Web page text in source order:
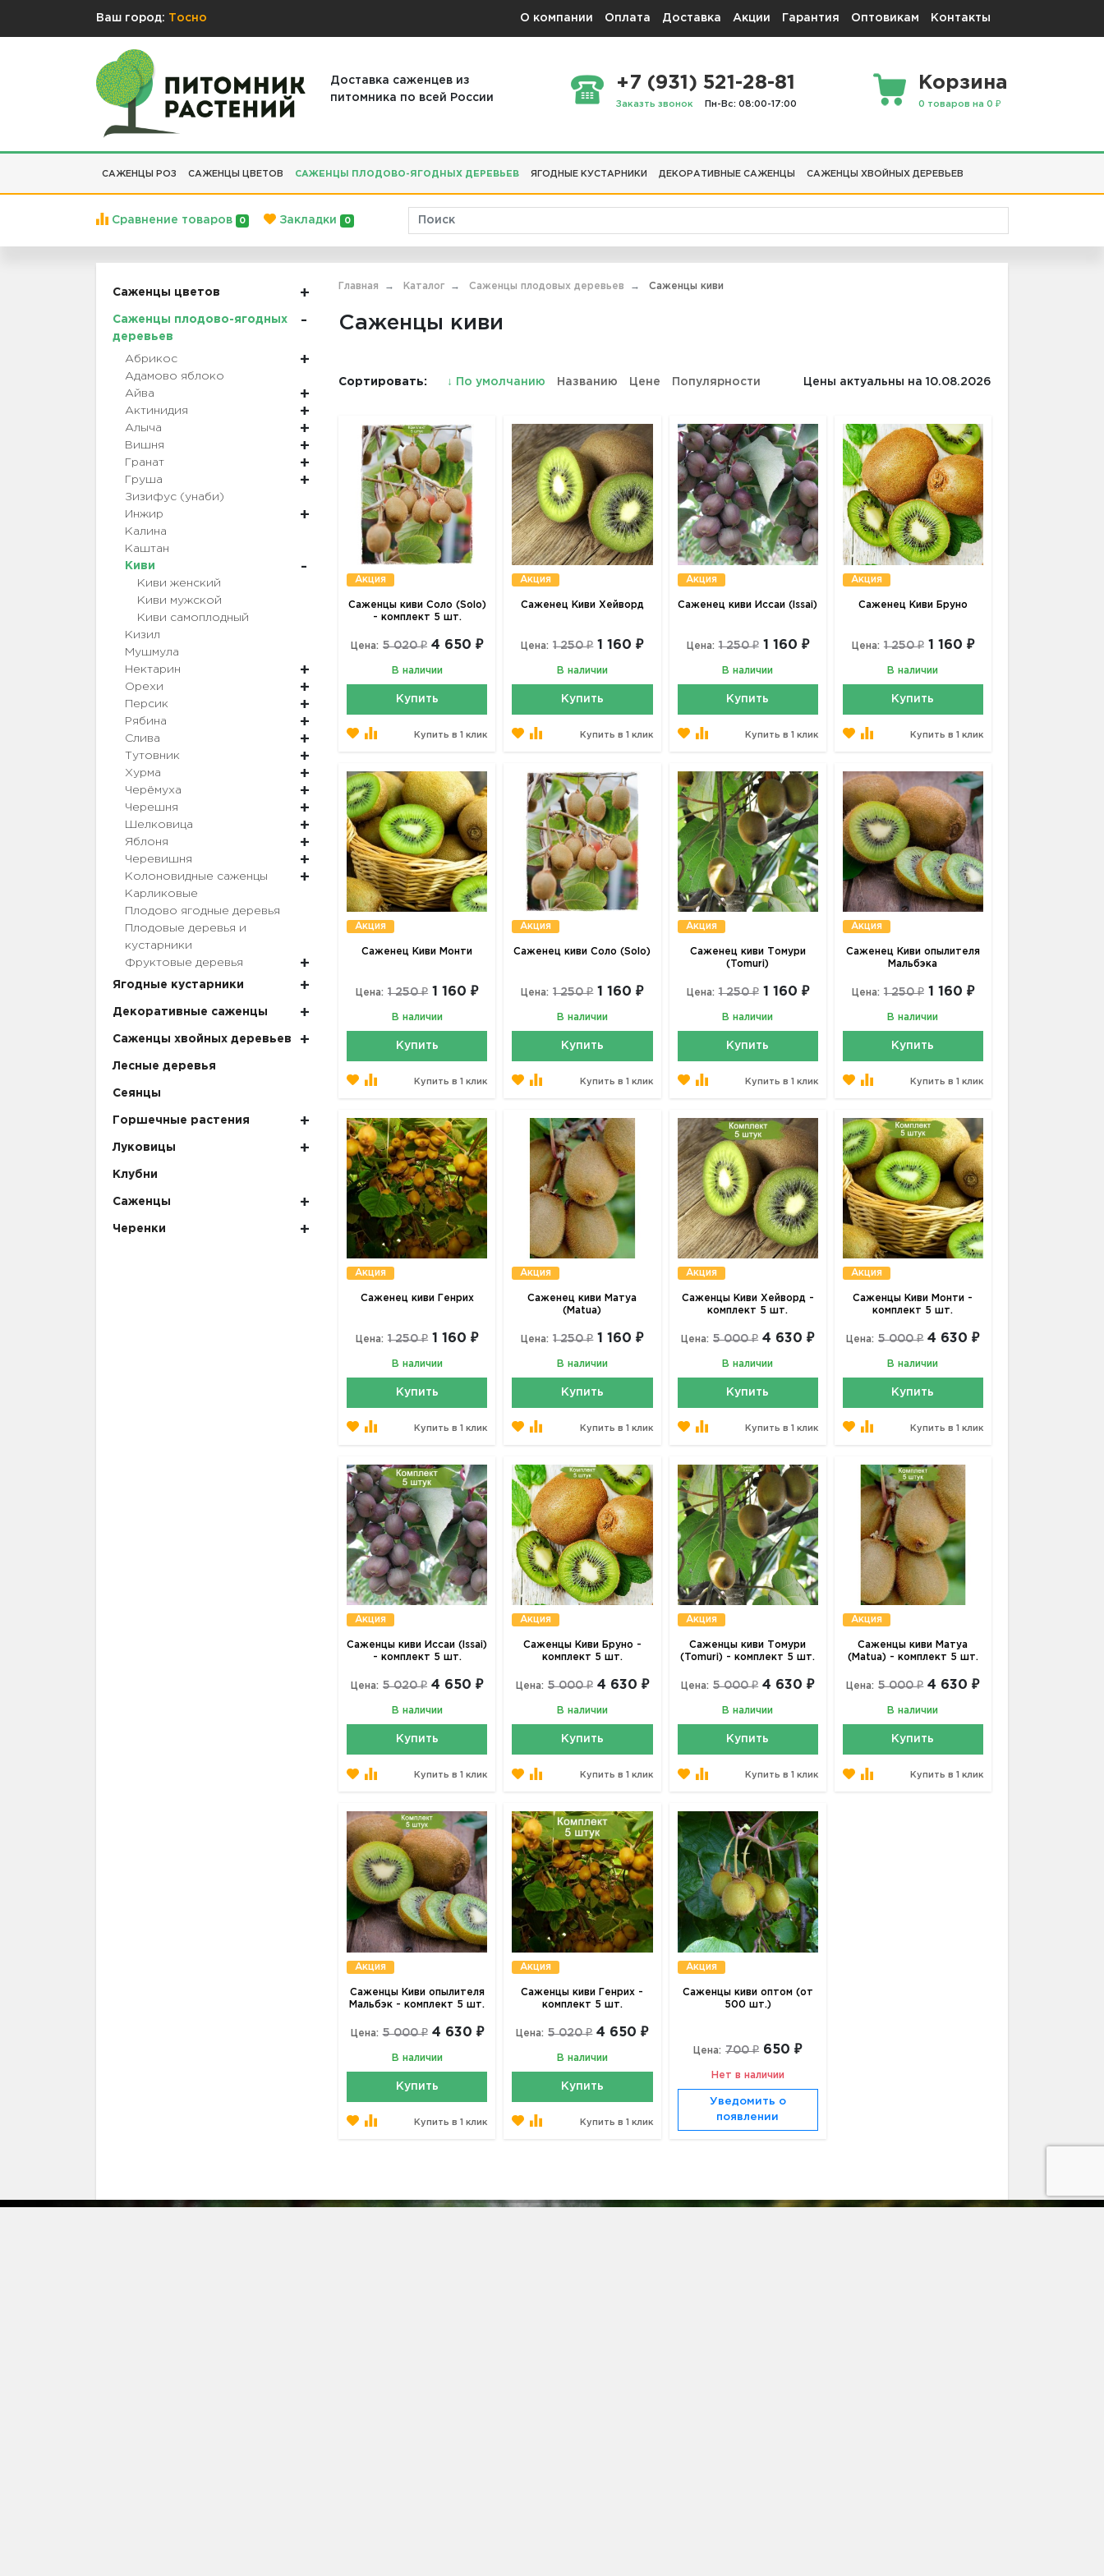
Ваш город: Тосно О компании Оплата Доставка Акции Гарантия Оптовикам Контакты
Доставка саженцев из
питомника по всей России
+7 (931) 521-28-81
Заказть звонок Пн-Вс: 08:00-17:00
Корзина
0 товаров на 0 ₽
САЖЕНЦЫ РОЗ САЖЕНЦЫ ЦВЕТОВ САЖЕНЦЫ ПЛОДОВО-ЯГОДНЫХ ДЕРЕВЬЕВ ЯГОДНЫЕ КУСТАРНИКИ ДЕКОРАТИВНЫЕ САЖЕНЦЫ САЖЕНЦЫ ХВОЙНЫХ ДЕРЕВЬЕВ
Сравнение товаров 0 Закладки 0
Саженцы цветов
Саженцы плодово-ягодных
деревьев
Абрикос
Адамово яблоко
Айва
Актинидия
Алыча
Вишня
Гранат
Груша
Зизифус (унаби)
Инжир
Калина
Каштан
Киви
Киви женский
Киви мужской
Киви самоплодный
Кизил
Мушмула
Нектарин
Орехи
Персик
Рябина
Слива
Тутовник
Хурма
Черёмуха
Черешня
Шелковица
Яблоня
Черевишня
Колоновидные саженцы
Карликовые
Плодово ягодные деревья
Плодовые деревья и
кустарники
Фруктовые деревья
Ягодные кустарники
Декоративные саженцы
Саженцы хвойных деревьев
Лесные деревья
Сеянцы
Горшечные растения
Луковицы
Клубни
Саженцы
Черенки
Главная Каталог Саженцы плодовых деревьев Саженцы киви
Саженцы киви
Сортировать: ↓ По умолчанию Названию Цене Популярности Цены актуальны на 10.08.2026
Акция
Саженцы киви Соло (Solo)
- комплект 5 шт.
Цена: 5 020 ₽ 4 650 ₽
В наличии
Купить
Купить в 1 клик
Акция
Саженец Киви Хейворд
Цена: 1 250 ₽ 1 160 ₽
В наличии
Купить
Купить в 1 клик
Акция
Саженец киви Иссаи (Issai)
Цена: 1 250 ₽ 1 160 ₽
В наличии
Купить
Купить в 1 клик
Акция
Саженец Киви Бруно
Цена: 1 250 ₽ 1 160 ₽
В наличии
Купить
Купить в 1 клик
Акция
Саженец Киви Монти
Цена: 1 250 ₽ 1 160 ₽
В наличии
Купить
Купить в 1 клик
Акция
Саженец киви Соло (Solo)
Цена: 1 250 ₽ 1 160 ₽
В наличии
Купить
Купить в 1 клик
Акция
Саженец киви Томури
(Tomuri)
Цена: 1 250 ₽ 1 160 ₽
В наличии
Купить
Купить в 1 клик
Акция
Саженец Киви опылителя
Мальбэка
Цена: 1 250 ₽ 1 160 ₽
В наличии
Купить
Купить в 1 клик
Акция
Саженец киви Генрих
Цена: 1 250 ₽ 1 160 ₽
В наличии
Купить
Купить в 1 клик
Акция
Саженец киви Матуа
(Matua)
Цена: 1 250 ₽ 1 160 ₽
В наличии
Купить
Купить в 1 клик
Акция
Саженцы Киви Хейворд -
комплект 5 шт.
Цена: 5 000 ₽ 4 630 ₽
В наличии
Купить
Купить в 1 клик
Акция
Саженцы Киви Монти -
комплект 5 шт.
Цена: 5 000 ₽ 4 630 ₽
В наличии
Купить
Купить в 1 клик
Акция
Саженцы киви Иссаи (Issai)
- комплект 5 шт.
Цена: 5 020 ₽ 4 650 ₽
В наличии
Купить
Купить в 1 клик
Акция
Саженцы Киви Бруно -
комплект 5 шт.
Цена: 5 000 ₽ 4 630 ₽
В наличии
Купить
Купить в 1 клик
Акция
Саженцы киви Томури
(Tomuri) - комплект 5 шт.
Цена: 5 000 ₽ 4 630 ₽
В наличии
Купить
Купить в 1 клик
Акция
Саженцы киви Матуа
(Matua) - комплект 5 шт.
Цена: 5 000 ₽ 4 630 ₽
В наличии
Купить
Купить в 1 клик
Акция
Саженцы Киви опылителя
Мальбэк - комплект 5 шт.
Цена: 5 000 ₽ 4 630 ₽
В наличии
Купить
Купить в 1 клик
Акция
Саженцы киви Генрих -
комплект 5 шт.
Цена: 5 020 ₽ 4 650 ₽
В наличии
Купить
Купить в 1 клик
Акция
Саженцы киви оптом (от
500 шт.)
Цена: 700 ₽ 650 ₽
Нет в наличии
Уведомить о
появлении